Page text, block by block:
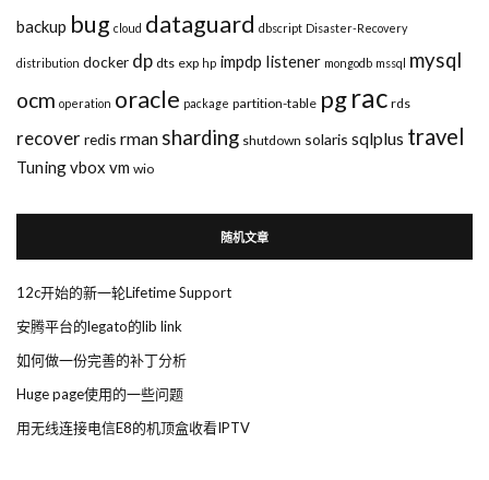
backup bug cloud dataguard dbscript Disaster-Recovery
distribution docker dp dts exp hp impdp listener mongodb mssql mysql
ocm operation oracle package partition-table pgrac rds
recover redis rman sharding shutdown solaris sqlplus travel
Tuningvbox vm wio
随机文章
12c开始的新一轮Lifetime Support
安腾平台的legato的lib link
如何做一份完善的补丁分析
Huge page使用的一些问题
用无线连接电信E8的机顶盒收看IPTV